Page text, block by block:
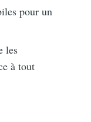
pour un
les
à tout